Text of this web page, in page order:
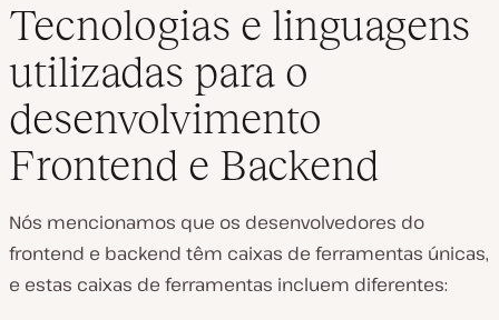
Tecnologias e linguagens
utilizadas para o
desenvolvimento
Frontend e Backend
Nós mencionamos que os desenvolvedores do
frontend e backend têm caixas de ferramentas únicas,
e estas caixas de ferramentas incluem diferentes: